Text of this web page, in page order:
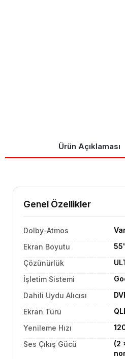
Ürün Açıklaması
Genel Özellikler
Dolby-Atmos
Ekran Boyutu
55'
Çözünürlük
İşletim Sistemi
Dahili Uydu Alıcısı
Ekran Türü
Yenileme Hızı
Ses Çıkış Gücü
(2